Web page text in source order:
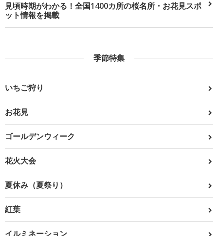
見頃時期がわかる！全国1400カ所の桜名所・お花見スポ
ット情報を掲載
季節特集
いちご狩り
お花見
ゴールデンウィーク
花火大会
夏休み（夏祭り）
紅葉
イルミネーション